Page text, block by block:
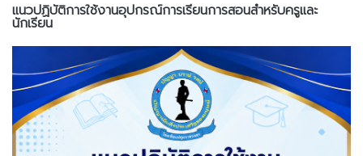
แนวปฏิบัติการใช้งานอุปกรณ์การเรียนการสอนสำหรับครูและ
นักเรียน